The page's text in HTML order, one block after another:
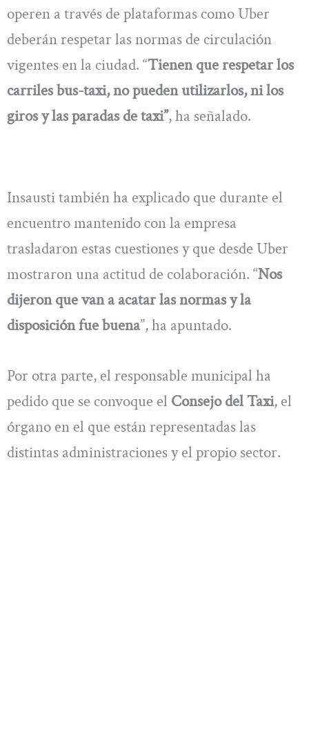
operen a través de plataformas como Uber
deberán respetar las normas de circulación
vigentes en la ciudad. “Tienen que respetar los
carriles bus-taxi, no pueden utilizarlos, ni los
giros y las paradas de taxi”, ha señalado.
Insausti también ha explicado que durante el
encuentro mantenido con la empresa
trasladaron estas cuestiones y que desde Uber
mostraron una actitud de colaboración. “Nos
dijeron que van a acatar las normas y la
disposición fue buena”, ha apuntado.
Por otra parte, el responsable municipal ha
pedido que se convoque el Consejo del Taxi, el
órgano en el que están representadas las
distintas administraciones y el propio sector.